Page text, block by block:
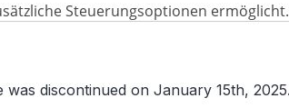
Steuerungsoptionen ermöglicht.